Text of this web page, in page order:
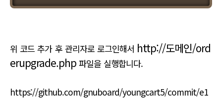
위 코드 추가 후 관리자로 로그인해서 http://도메인/ord
erupgrade.php 파일을 실행합니다.
https://github.com/gnuboard/youngcart5/commit/e1